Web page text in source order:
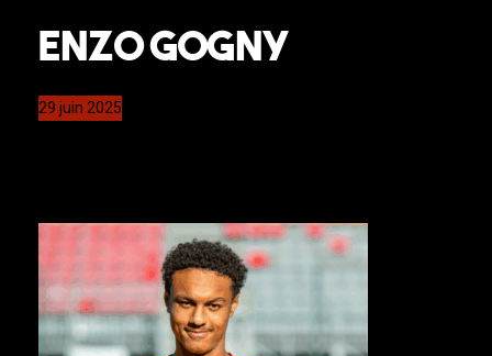
Enzo Gogny
29 juin 2025